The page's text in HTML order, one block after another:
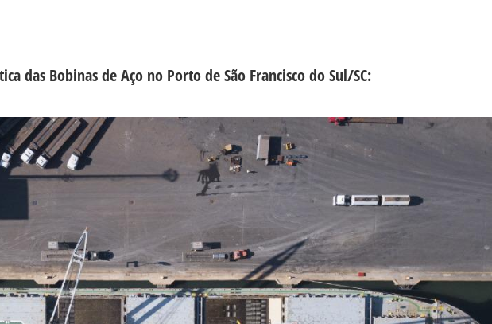
das Bobinas de Aço no Porto de São Francisco do Sul/SC: